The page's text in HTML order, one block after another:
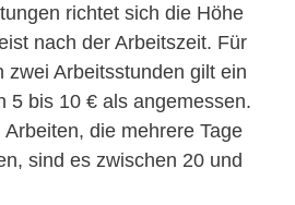
richtet sich die Höhe
nach der Arbeitszeit. Für
zwei Arbeitsstunden gilt ein
5 bis 10 € als angemessen.
die mehrere Tage
sind es zwischen 20 und